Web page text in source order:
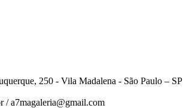
250 - Vila Madalena - São Paulo – SP
/ a7magaleria@gmail.com